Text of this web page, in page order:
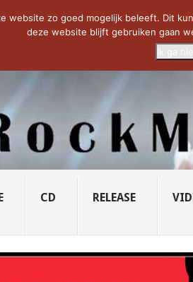
HEAD SOCIETY... PRIDE OF LIONS – U...
CD RELEASE
website zo goed mogelijk beleeft. Dit
deze website blijft gebruiken gaan
Ik ga